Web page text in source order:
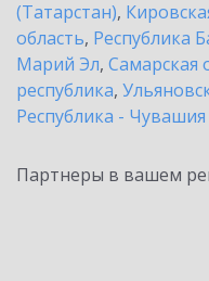
(Татарстан),
область, Республика
Марий Эл, Самарская
республика,
Республика - Чувашия
Партнеры в вашем